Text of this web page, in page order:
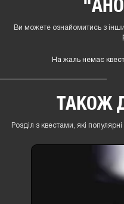
Ви можете ознайомитись з
ТАКОЖ
Розділ з квестами, які